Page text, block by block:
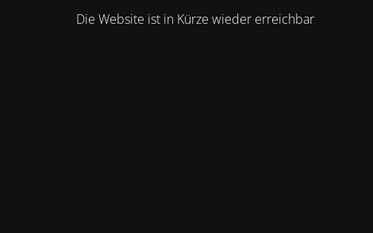
Die Website ist in Kürze wieder erreichbar